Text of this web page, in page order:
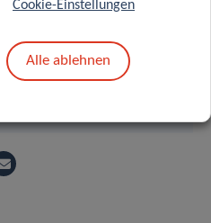
Cookie-Einstellungen
Alle ablehnen